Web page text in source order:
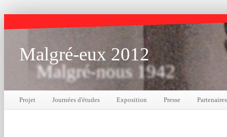
Malgré-eux 2012
Malgré-nous 1942
Projet Journées d'études Exposition Presse Partenaires